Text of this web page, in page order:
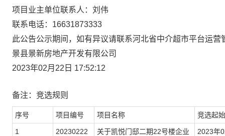
项目业主单位联系人： 刘伟
联系电话： 16631873333
此公告公示期间，如有异议请联系河北省中介超市平台运营
景县景新房地产开发有限公司
2023年02月22日 17:52:12
备注： 竞选规则
序号 项目编号 项目名称 竞选起
1
20230222
关于凯悦门邸二期22号楼企业
2023年